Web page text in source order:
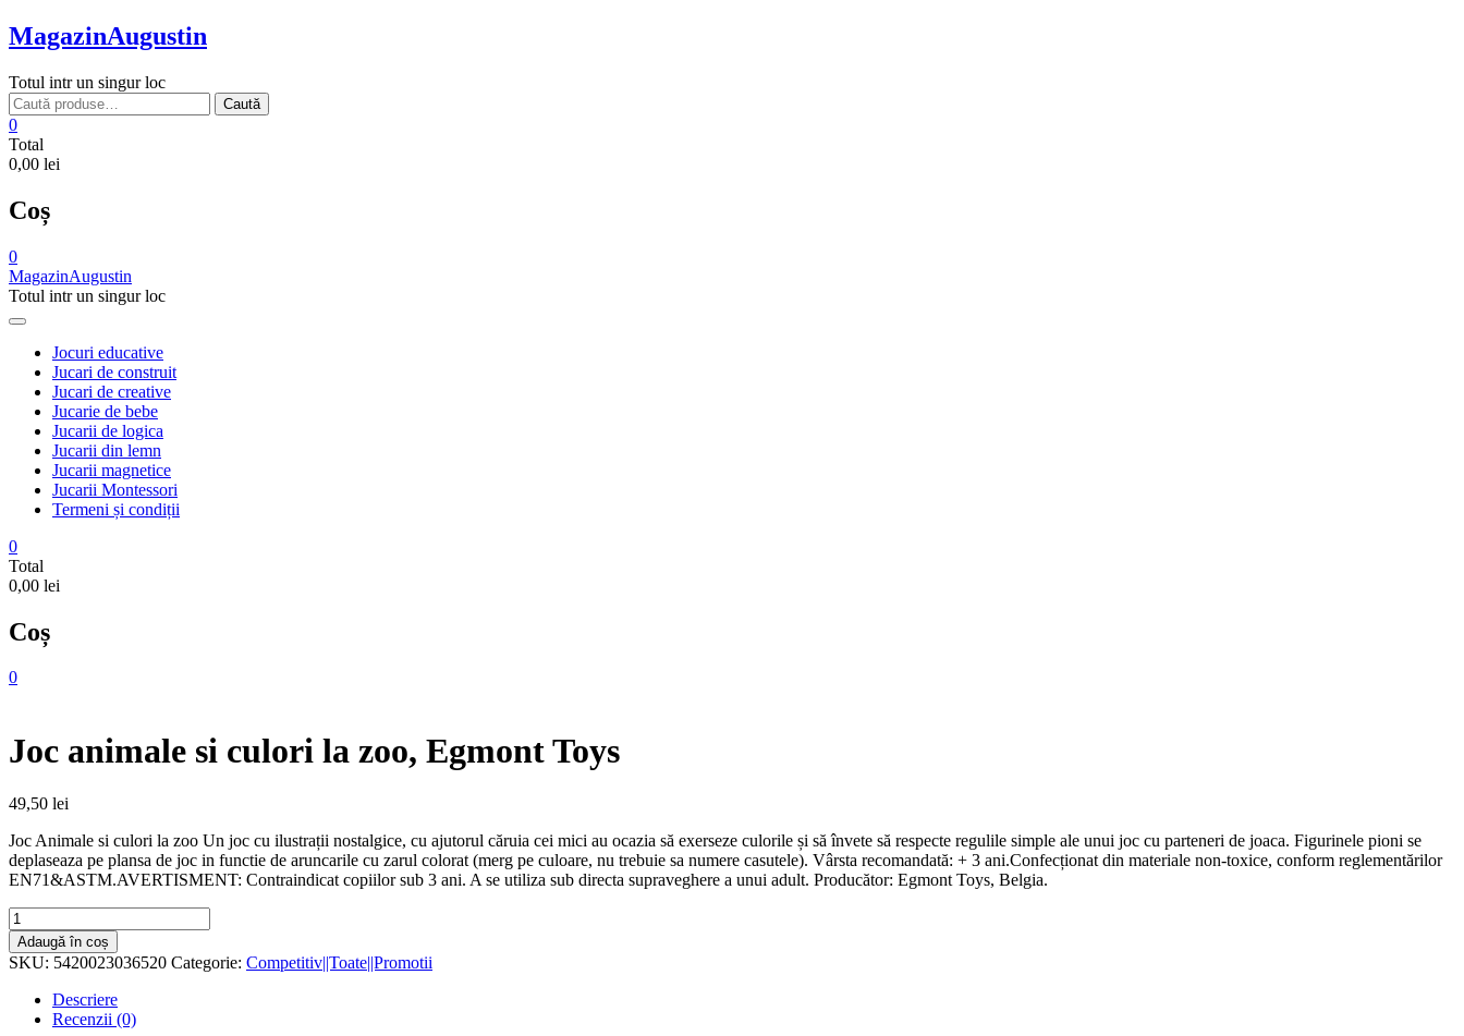
Skip
to
MagazinAugustin
Totul intr un singur loc
Caută
după:
Caută
0
Total
0,00 lei
Coș
0
MagazinAugustin
Totul intr un singur loc
Jocuri educative
Jucari de construit
Jucari de creative
Jucarie de bebe
Jucarii de logica
Jucarii din lemn
Jucarii magnetice
Jucarii Montessori
Termeni și condiții
0
Total
0,00 lei
Coș
0
Joc animale si culori la zoo, Egmont Toys
49,50 lei
Joc Animale si culori la zoo Un joc cu ilustrații nostalgice, cu ajutorul căruia cei mici au ocazia să exerseze culorile și să învete să respecte regulile simple ale unui joc cu parteneri de joaca. Figurinele pioni se
deplaseaza pe plansa de joc in functie de aruncarile cu zarul colorat (merg pe culoare, nu trebuie sa numere casutele). Vârsta recomandată: + 3 ani.Confecționat din materiale non-toxice, conform reglementărilor
EN71&ASTM.AVERTISMENT: Contraindicat copiilor sub 3 ani. A se utiliza sub directa supraveghere a unui adult. Producător: Egmont Toys, Belgia.
Cantitate
Joc
animale
si
culori
Adaugă în coș
SKU: 5420023036520 Categorie: Competitiv||Toate||Promotii
Descriere
Recenzii (0)